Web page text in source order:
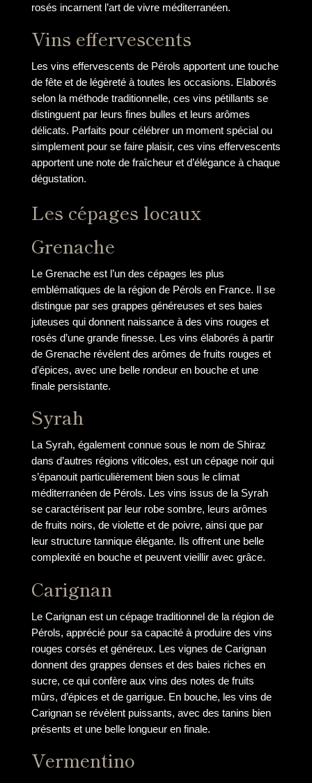
rosés incarnent l’art de vivre méditerranéen.
Vins effervescents
Les vins effervescents de Pérols apportent une touche
de fête et de légèreté à toutes les occasions. Elaborés
selon la méthode traditionnelle, ces vins pétillants se
distinguent par leurs fines bulles et leurs arômes
délicats. Parfaits pour célébrer un moment spécial ou
simplement pour se faire plaisir, ces vins effervescents
apportent une note de fraîcheur et d’élégance à chaque
dégustation.
Les cépages locaux
Grenache
Le Grenache est l’un des cépages les plus
emblématiques de la région de Pérols en France. Il se
distingue par ses grappes généreuses et ses baies
juteuses qui donnent naissance à des vins rouges et
rosés d’une grande finesse. Les vins élaborés à partir
de Grenache révèlent des arômes de fruits rouges et
d’épices, avec une belle rondeur en bouche et une
finale persistante.
Syrah
La Syrah, également connue sous le nom de Shiraz
dans d’autres régions viticoles, est un cépage noir qui
s’épanouit particulièrement bien sous le climat
méditerranéen de Pérols. Les vins issus de la Syrah
se caractérisent par leur robe sombre, leurs arômes
de fruits noirs, de violette et de poivre, ainsi que par
leur structure tannique élégante. Ils offrent une belle
complexité en bouche et peuvent vieillir avec grâce.
Carignan
Le Carignan est un cépage traditionnel de la région de
Pérols, apprécié pour sa capacité à produire des vins
rouges corsés et généreux. Les vignes de Carignan
donnent des grappes denses et des baies riches en
sucre, ce qui confère aux vins des notes de fruits
mûrs, d’épices et de garrigue. En bouche, les vins de
Carignan se révèlent puissants, avec des tanins bien
présents et une belle longueur en finale.
Vermentino